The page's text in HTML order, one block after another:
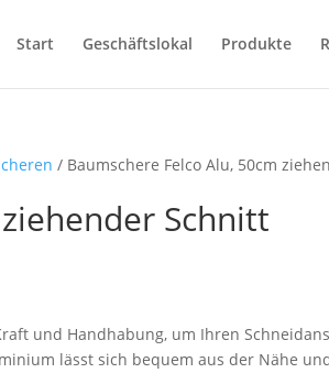
Start Geschäftslokal Produkte
/ Baumschere Felco Alu, 50cm
Schnitt
und Handhabung, um Ihren
lässt sich bequem aus der Nähe